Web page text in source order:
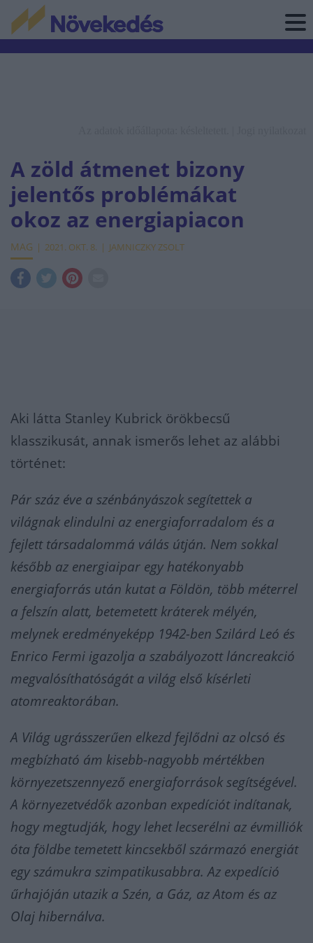
A zöld átmenet bizony
jelentős problémákat
okoz az energiapiacon
MAG 2021. OKT. 8. JAMNICZKY ZSOLT
Aki látta Stanley Kubrick örökbecsű
klasszikusát, annak ismerős lehet az alábbi
történet:
Pár száz éve a szénbányászok segítettek a
világnak elindulni az energiaforradalom és a
fejlett társadalommá válás útján. Nem sokkal
később az energiaipar egy hatékonyabb
energiaforrás után kutat a Földön, több méterrel
a felszín alatt, betemetett kráterek mélyén,
melynek eredményeképp 1942-ben Szilárd Leó és
Enrico Fermi igazolja a szabályozott láncreakció
megvalósíthatóságát a világ első kísérleti
atomreaktorában.
A Világ ugrásszerűen elkezd fejlődni az olcsó és
megbízható ám kisebb-nagyobb mértékben
környezetszennyező energiaforrások segítségével.
A környezetvédők azonban expedíciót indítanak,
hogy megtudják, hogy lehet lecserélni az évmilliók
óta földbe temetett kincsekből származó energiát
egy számukra szimpatikusabbra. Az expedíció
űrhajóján utazik a Szén, a Gáz, az Atom és az
Olaj hibernálva.